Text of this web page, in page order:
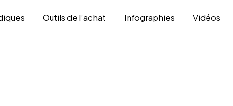
Outils de l’achat Infographies Vidéos